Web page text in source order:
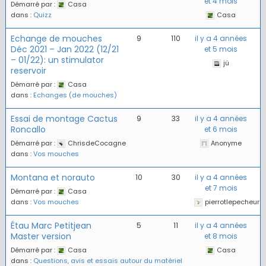
Démarré par :
Casa
dans : Quizz Casa
Echange de mouches
Déc 2021 – Jan 2022 (12/21
– 01/22): un stimulator
reservoir
Démarré par :
Casa
dans : Echanges (de mouches)
9 110
il y a 4 années
et 5 mois
jü
Essai de montage Cactus
Roncallo
Démarré par :
ChrisdeCocagne
dans :Vos mouches
9 33
il y a 4 années
et 6 mois
Anonyme
Montana et norauto
Démarré par :
Casa
dans :Vos mouches
10 30
il y a 4 années
et 7 mois
pierrotlepecheur
Étau Marc Petitjean
Master version
Démarré par :
Casa
dans : Questions, avis et essais autour du matériel
5 11
il y a 4 années
et 8 mois
Casa